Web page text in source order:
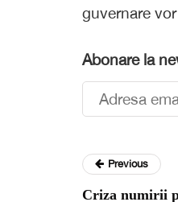
guvernare
Abonare la
Previous
Criza numirii